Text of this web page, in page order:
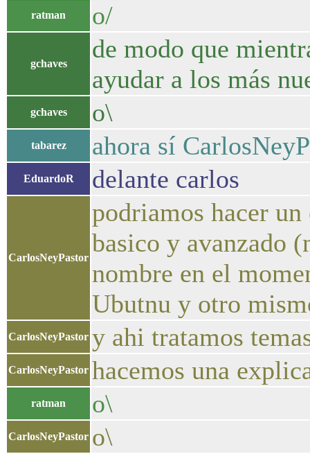
ratman o/
gchaves
de modo que
ayudar a los más
gchaves o\
tabarez ahora sí
EduardoR delante carlos
CarlosNeyPastor
podriamos hacer
basico y avanzado
nombre en el
Ubutnu y otro
CarlosNeyPastor y ahi tratamos
CarlosNeyPastor hacemos una
ratman o\
CarlosNeyPastor o\